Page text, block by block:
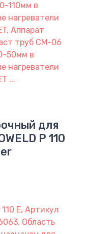
110мм в
нагреватели
Аппарат
труб CM-06
50мм в
нагреватели
...
для
P 110
110 Е, Артикул
Область